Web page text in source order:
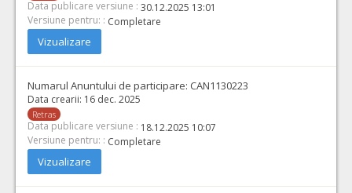
COD CPV: 33111710-1 Accesorii pentru angiografie (Rev.2)
VALOAREA ESTIMATA FARA
17.700,00 - 159.400,00 Leu
49. Pachet de materiale endovasculare pentru trombectomii de tip A
COD CPV: 33111710-1 Accesorii pentru angiografie (Rev.2)
VALOAREA ESTIMATA FARA
TVA:
16.500,00 - 290.000,00 Leu
Data publicare versiune : 30.12.2025 13:01
Versiune pentru: : Completare
Vizualizare
Numarul Anuntului de participare: CAN1130223
Data crearii: 16 dec. 2025
Retras
Data publicare versiune : 18.12.2025 10:07
Versiune pentru: : Completare
Vizualizare